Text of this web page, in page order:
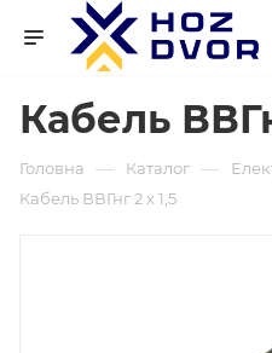
Кабель
Головна — Каталог —
Кабель ВВГнг 2 х 1,5